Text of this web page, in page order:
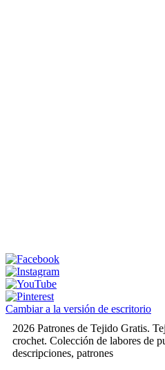
Cambiar a la versión de escritorio
2026 Patrones de Tejido Gratis.
crochet. Colección de labores de
descripciones, patrones